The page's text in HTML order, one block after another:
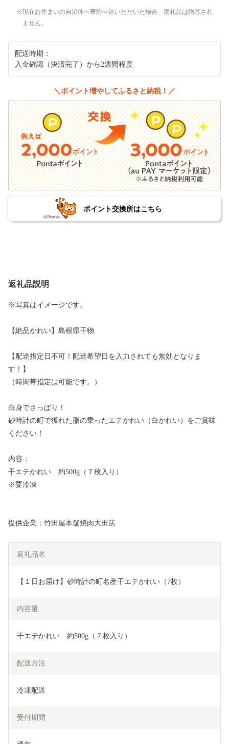
現在お住まいの自治体へ寄附申込いただいた場合、返礼品は贈答され
ません。
配送時期：
入金確認（決済完了）から2週間程度
＼ポイント増やしてふるさと納税！／
ポイント交換所はこちら
返礼品説明
※写真はイメージです。
【絶品かれい】島根県干物
【配達指定日不可！配達希望日を入力されても無効となりま
す！】
（時間帯指定は可能です。）
白身でさっぱり！
砂時計の町で獲れた脂の乗ったエテかれい（白かれい）をご賞味
ください！
内容：
干エテかれい 約500g（７枚入り）
※要冷凍
提供企業：竹田屋本舗焼肉大田店
返礼品名
【１日お届け】砂時計の町名産干エテかれい（7枚）
内容量
干エテかれい　約500g（７枚入り）
配送方法
冷凍配送
受付期間